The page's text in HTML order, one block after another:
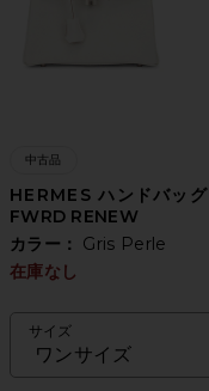
中古品
HERMES ハンドバッグ
FWRD RENEW
カラー： Gris Perle
在庫なし
サイズ